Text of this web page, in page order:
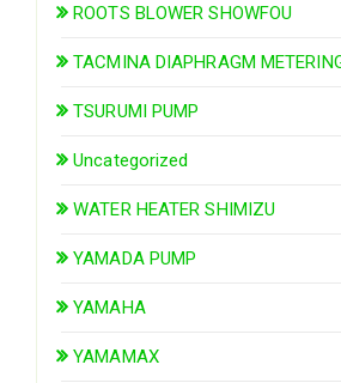
ROOTS BLOWER SHOWFOU
TACMINA DIAPHRAGM
TSURUMI PUMP
Uncategorized
WATER HEATER SHIMIZU
YAMADA PUMP
YAMAHA
YAMAMAX